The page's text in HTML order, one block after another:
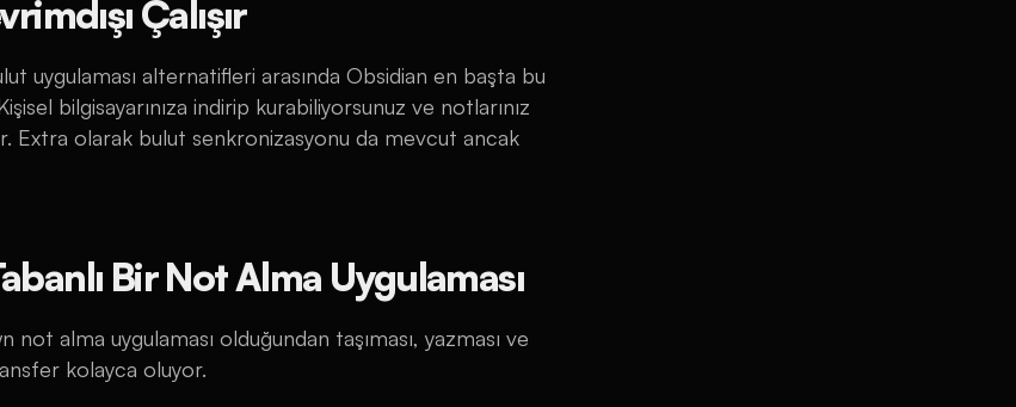
Çalışır
uygulaması alternatifleri arasında Obsidian en başta bu
bilgisayarınıza indirip kurabiliyorsunuz ve notlarınız
Extra olarak bulut senkronizasyonu da mevcut ancak
Bir Not Alma Uygulaması
alma uygulaması olduğundan taşıması, yazması ve
kolayca oluyor.